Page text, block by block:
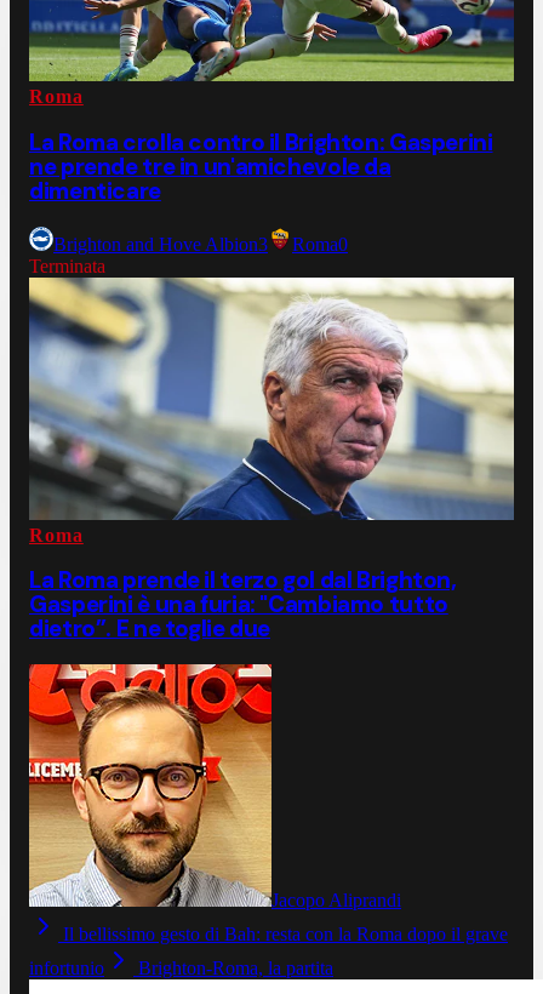
Roma
La Roma crolla contro il Brighton: Gasperini
ne prende tre in un'amichevole da
dimenticare
Brighton and Hove Albion3 Roma0
Terminata
Roma
La Roma prende il terzo gol dal Brighton,
Gasperini è una furia: "Cambiamo tutto
dietro”. E ne toglie due
Jacopo Aliprandi
Il bellissimo gesto di Bah: resta con la Roma dopo il grave
infortunio
Brighton-Roma, la partita